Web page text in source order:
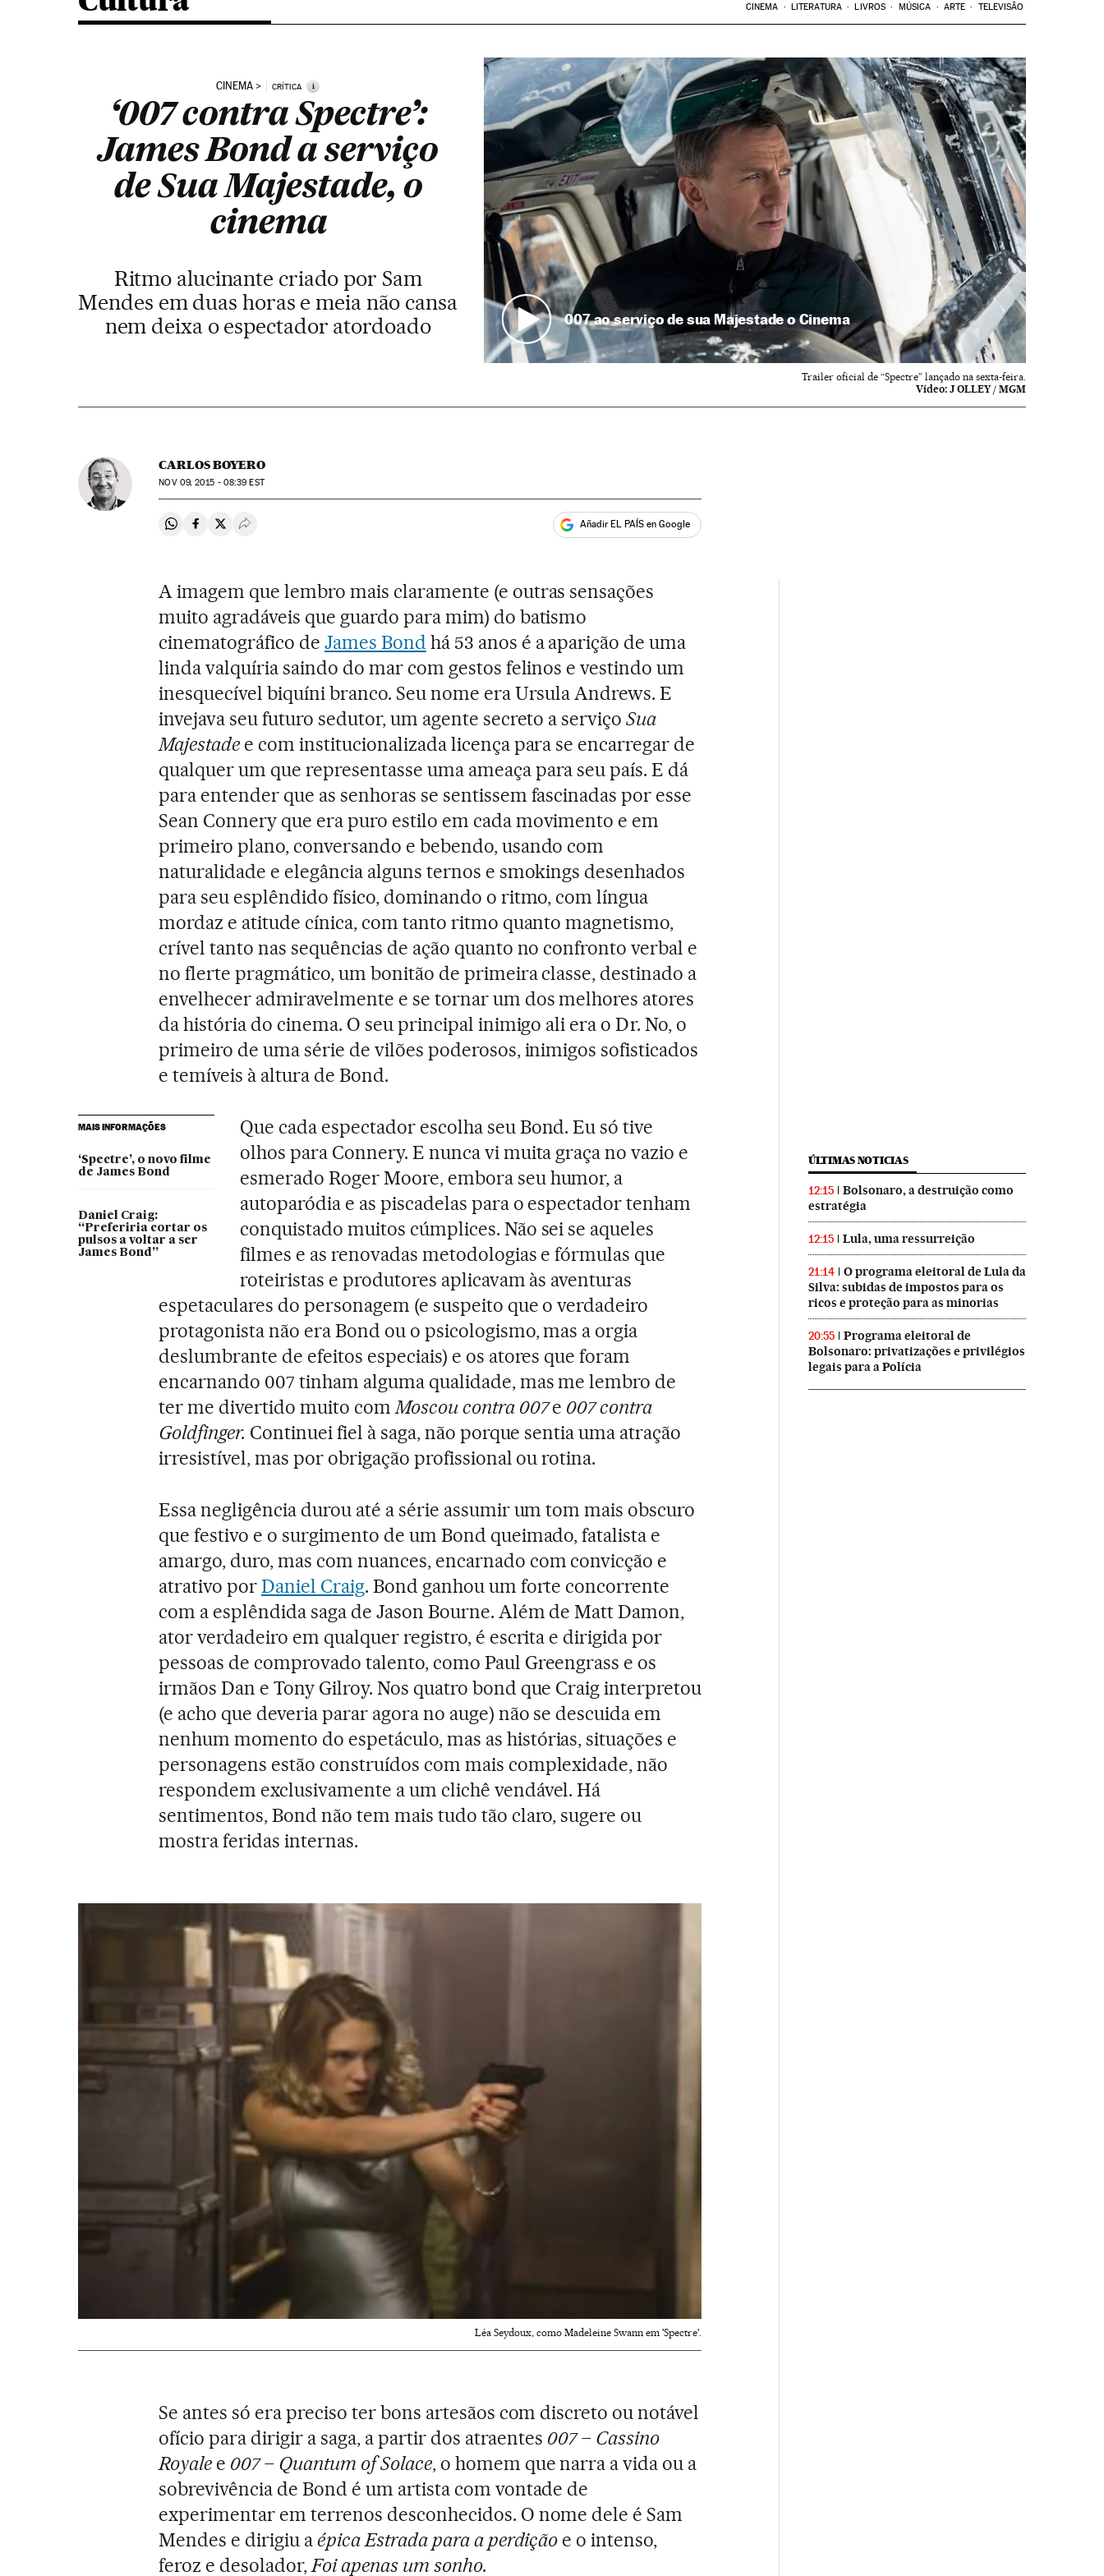
CINEMA LITERATURA LIVROS MÚSICA ARTE TELEVISÃO
CINEMA CRÍTICA i
‘007 contra Spectre’:
James Bond a serviço
de Sua Majestade, o
cinema
Ritmo alucinante criado por Sam
Mendes em duas horas e meia não cansa
nem deixa o espectador atordoado
007 ao serviço de sua Majestade o Cinema
Trailer oficial de “Spectre” lançado na sexta-feira.
Vídeo: J OLLEY / MGM
CARLOS BOYERO
NOV09, 2015 - 08:39 EST
Compartir en Whatsapp
Compartir en Facebook
Compartir en Twitter
Desplegar Redes Sociales Añadir EL PAÍS en Google
A imagem que lembro mais claramente (e outras sensações
muito agradáveis que guardo para mim) do batismo
cinematográfico de James Bond há 53 anos é a aparição de uma
linda valquíria saindo do mar com gestos felinos e vestindo um
inesquecível biquíni branco. Seu nome era Ursula Andrews. E
invejava seu futuro sedutor, um agente secreto a serviçoSua
Majestadee com institucionalizada licença para se encarregar de
qualquer um que representasse uma ameaça para seu país. E dá
para entender que as senhoras se sentissem fascinadas por esse
Sean Connery que era puro estilo em cada movimento e em
primeiro plano, conversando e bebendo, usando com
naturalidade e elegância alguns ternos e smokings desenhados
para seu esplêndido físico, dominando o ritmo, com língua
mordaz e atitude cínica, com tanto ritmo quanto magnetismo,
crível tanto nas sequências de ação quanto no confronto verbal e
no flerte pragmático, um bonitão de primeira classe, destinado a
envelhecer admiravelmente e se tornar um dos melhores atores
da história do cinema. O seu principal inimigo ali era o Dr. No, o
primeiro de uma série de vilões poderosos, inimigos sofisticados
e temíveis à altura de Bond.
MAIS INFORMAÇÕES
‘Spectre’, o novo filme
de James Bond
Daniel Craig:
“Preferiria cortar os
pulsos a voltar a ser
James Bond”
Que cada espectador escolha seu Bond. Eu só tive
olhos para Connery. E nunca vi muita graça no vazio e
esmerado Roger Moore, embora seu humor, a
autoparódia e as piscadelas para o espectador tenham
conquistado muitos cúmplices. Não sei se aqueles
filmes e as renovadas metodologias e fórmulas que
roteiristas e produtores aplicavam às aventuras
espetaculares do personagem (e suspeito que o verdadeiro
protagonista não era Bond ou o psicologismo, mas a orgia
deslumbrante de efeitos especiais) e os atores que foram
encarnando 007 tinham alguma qualidade, mas me lembro de
ter me divertido muito comMoscou contra 007e 007 contra
Goldfinger. Continuei fiel à saga, não porque sentia uma atração
irresistível, mas por obrigação profissional ou rotina.
Essa negligência durou até a série assumir um tom mais obscuro
que festivo e o surgimento de um Bond queimado, fatalista e
amargo, duro, mas com nuances, encarnado com convicção e
atrativo porDaniel Craig. Bond ganhou um forte concorrente
com a esplêndida saga de Jason Bourne. Além de Matt Damon,
ator verdadeiro em qualquer registro, é escrita e dirigida por
pessoas de comprovado talento, como Paul Greengrass e os
irmãos Dan e Tony Gilroy. Nos quatro bond que Craig interpretou
(e acho que deveria parar agora no auge) não se descuida em
nenhum momento do espetáculo, mas as histórias, situações e
personagens estão construídos com mais complexidade, não
respondem exclusivamente a um clichê vendável. Há
sentimentos, Bond não tem mais tudo tão claro, sugere ou
mostra feridas internas.
Léa Seydoux, como Madeleine Swann em 'Spectre'.
Se antes só era preciso ter bons artesãos com discreto ou notável
ofício para dirigir a saga, a partir dos atraentes 007 – Cassino
Royalee 007 – Quantum of Solace, o homem que narra a vida ou a
sobrevivência de Bond é um artista com vontade de
experimentar em terrenos desconhecidos. O nome dele é Sam
Mendes e dirigiu a épica Estrada para a perdição e o intenso,
feroz e desolador,Foi apenas um sonho.
ÚLTIMAS NOTICIAS
12:15
Bolsonaro, a destruição como
estratégia
12:15 Lula, uma ressurreição
21:14
O programa eleitoral de Lula da
Silva: subidas de impostos para os
ricos e proteção para as minorias
20:55
Programa eleitoral de
Bolsonaro: privatizações e privilégios
legais para a Polícia